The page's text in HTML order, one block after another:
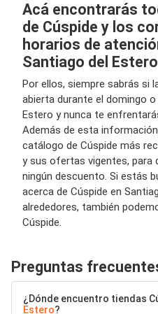
Acá encontrarás
de Cúspide y los
horarios de
Santiago del Estero
Por ellos, siempre sabrás si
abierta durante el domingo
Estero y nunca te
Además de esta
catálogo de Cúspide más
y sus ofertas vigentes, para
ningún descuento. Si estás
acerca de Cúspide en
alrededores, también
Cúspide.
Preguntas
¿Dónde encuentro tiendas
Estero?